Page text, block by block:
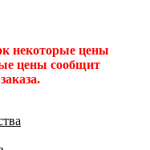
некоторые цены
цены сообщит